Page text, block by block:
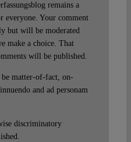
remains a
everyone. Your comment
but will be moderated
make a choice. That
will be published.
be matter-of-fact, on-
and ad personam
discriminatory